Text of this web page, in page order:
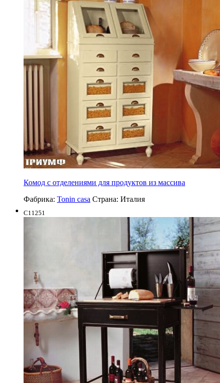
Комод с отделениями для продуктов из массива
Фабрика: Tonin casa Страна: Италия
C11251